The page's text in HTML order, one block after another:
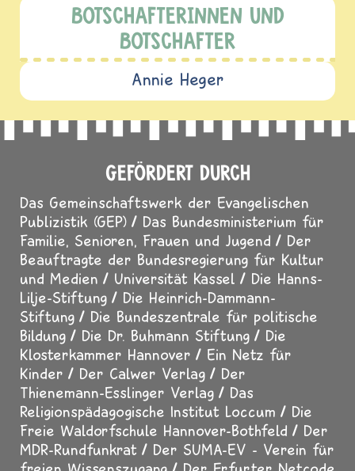
BOTSCHAFTERINNEN UND
BOTSCHAFTER
Annie Heger
GEFÖRDERT DURCH
Das Gemeinschaftswerk der Evangelischen
Publizistik (GEP)
Das Bundesministerium für
Familie, Senioren, Frauen und Jugend
Der
Beauftragte der Bundesregierung für Kultur
und Medien
Universität Kassel
Die Hanns-
Lilje-Stiftung
Die Heinrich-Dammann-
Stiftung
Die Bundeszentrale für politische
Bildung
Die Dr. Buhmann Stiftung
Die
Klosterkammer Hannover
Ein Netz für
Kinder
Der Calwer Verlag
Der
Thienemann-Esslinger Verlag
Das
Religionspädagogische Institut Loccum
Die
Freie Waldorfschule Hannover-Bothfeld
Der
MDR-Rundfunkrat
Der SUMA-EV - Verein für